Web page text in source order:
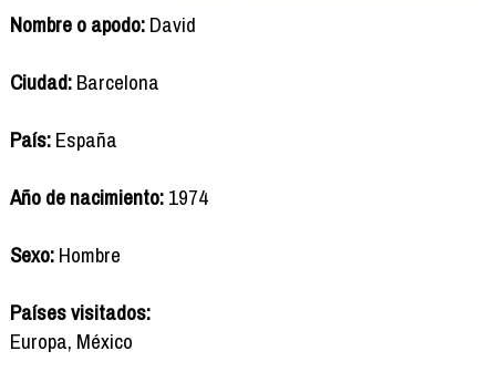
Nombre o apodo:David
Ciudad:Barcelona
País:España
Año de nacimiento:1974
Sexo:Hombre
Países visitados:
Europa, México